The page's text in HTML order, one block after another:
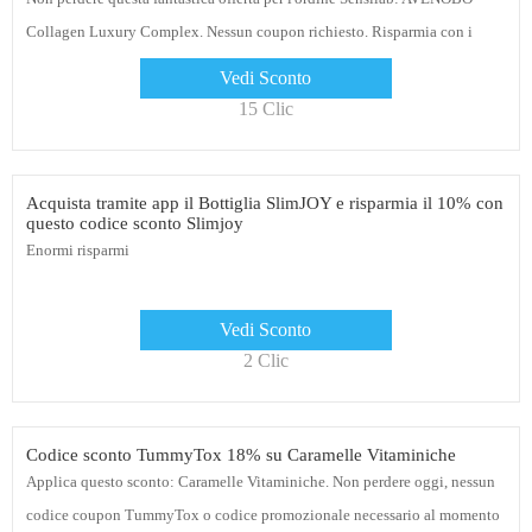
Collagen Luxury Complex. Nessun coupon richiesto. Risparmia con i
Vedi Sconto
15 Clic
Acquista tramite app il Bottiglia SlimJOY e risparmia il 10% con
questo codice sconto Slimjoy
Enormi risparmi
Vedi Sconto
2 Clic
Codice sconto TummyTox 18% su Caramelle Vitaminiche
Applica questo sconto: Caramelle Vitaminiche. Non perdere oggi, nessun
codice coupon TummyTox o codice promozionale necessario al momento